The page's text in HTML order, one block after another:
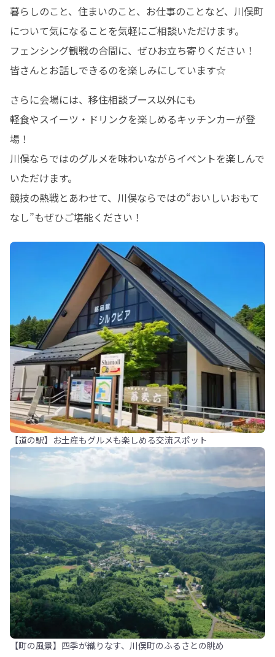
暮らしのこと、住まいのこと、お仕事のことなど、川俣町
について気になることを気軽にご相談いただけます。
フェンシング観戦の合間に、ぜひお立ち寄りください！
皆さんとお話しできるのを楽しみにしています☆
さらに会場には、移住相談ブース以外にも
軽食やスイーツ・ドリンクを楽しめるキッチンカーが登
場！
川俣ならではのグルメを味わいながらイベントを楽しんで
いただけます。
競技の熱戦とあわせて、川俣ならではの“おいしいおもて
なし”もぜひご堪能ください！
【道の駅】お土産もグルメも楽しめる交流スポット
【町の風景】四季が織りなす、川俣町のふるさとの眺め